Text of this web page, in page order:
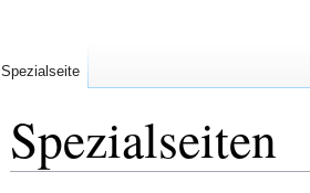
Spezialseiten
Spezialseite